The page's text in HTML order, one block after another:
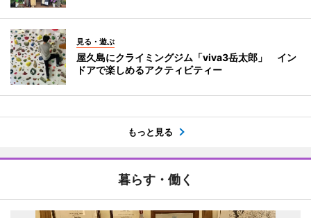
見る・遊ぶ
屋久島にクライミングジム「viva3岳太郎」 イン
ドアで楽しめるアクティビティー
もっと見る
暮らす・働く